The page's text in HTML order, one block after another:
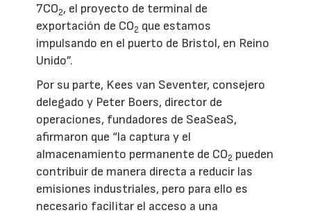
7CO2, el proyecto de terminal de
exportación de CO2 que estamos
impulsando en el puerto de Bristol, en Reino
Unido”.
Por su parte, Kees van Seventer, consejero
delegado y Peter Boers, director de
operaciones, fundadores de SeaSeaS,
afirmaron que “la captura y el
almacenamiento permanente de CO2 pueden
contribuir de manera directa a reducir las
emisiones industriales, pero para ello es
necesario facilitar el acceso a una